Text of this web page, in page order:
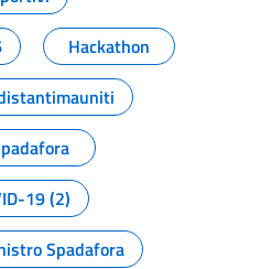
Hackathon
19 (2)
Spadafora